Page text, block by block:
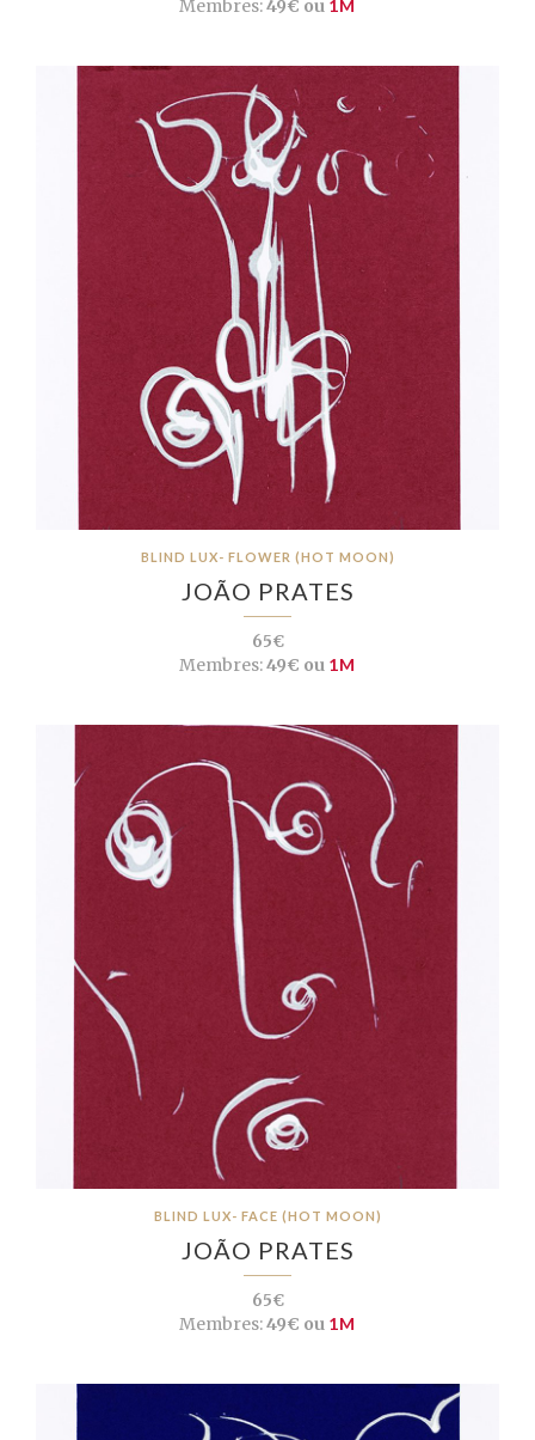
Membres:49€ ou 1M
BLIND LUX- FLOWER (HOT MOON)
JOÃO PRATES
65€
Membres:49€ ou 1M
BLIND LUX- FACE (HOT MOON)
JOÃO PRATES
65€
Membres:49€ ou 1M